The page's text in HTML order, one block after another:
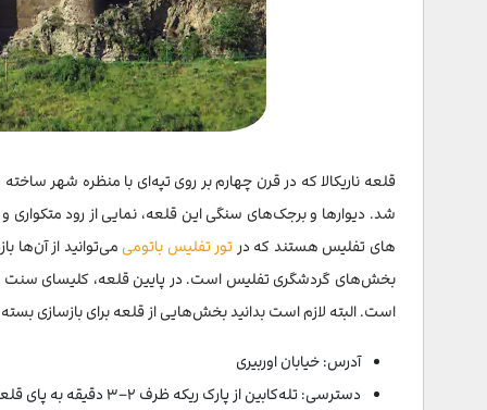
قلعه ناریکالا که در قرن چهارم بر روی تپه‌ای با منظره شهر
شد. دیوارها و برجک‌های سنگی این قلعه، نمایی از رود
های تفلیس هستند که در تور تفلیس باتومی می‌توانید از آن‌ها
است. البته لازم است بدانید بخش‌هایی از قلعه برای بازسازی
آدرس: خیابان اوربیری
دسترسی: تله‌کابین از پارک ریکه ظرف ۲–۳ دقیقه به پای قلعه می‌رسد